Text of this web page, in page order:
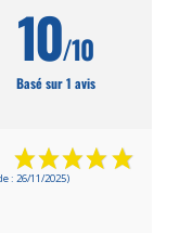
10/10
Basé sur 1 avis
: 26/11/2025)